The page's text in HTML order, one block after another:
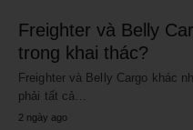
Freighter và Belly
trong khai thác?
Freighter và Belly Cargo khác
phải tất cả…
2 ngày ago